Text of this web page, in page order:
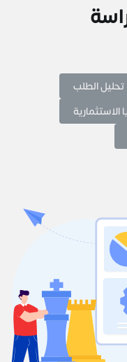
تحليل الطلب
الاستثمارية